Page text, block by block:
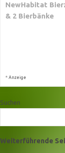
NewHabitat
& 2 Bierbänke
* Anzeige
Suchen
Weiterführende